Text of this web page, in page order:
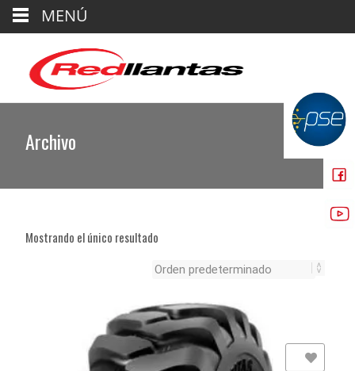
Archivo
Mostrando el único resultado
Añadir a la lista de deseos
MENÚ